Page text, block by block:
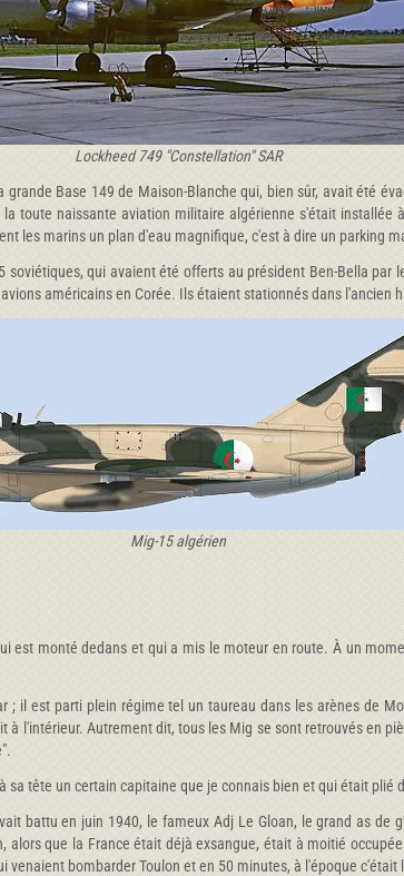
Lockheed 749 "Constellation" SAR
Base 149 de Maison-Blanche qui, bien sûr, avait été
toute naissante aviation militaire algérienne s'était
les marins un plan d'eau magnifique, c'est à dire un parking
qui avaient été offerts au président Ben-Bella par
américains en Corée. Ils étaient stationnés dans l'ancien
Mig-15 algérien
monté dedans et qui a mis le moteur en route. À un
il est parti plein régime tel un taureau dans les arènes de
l'intérieur. Autrement dit, tous les Mig se sont retrouvés en
tête un certain capitaine que je connais bien et qui était plié
battu en juin 1940, le fameux Adj Le Gloan, le grand as de
que la France était déjà exsangue, était à moitié
bombarder Toulon et en 50 minutes, à l'époque